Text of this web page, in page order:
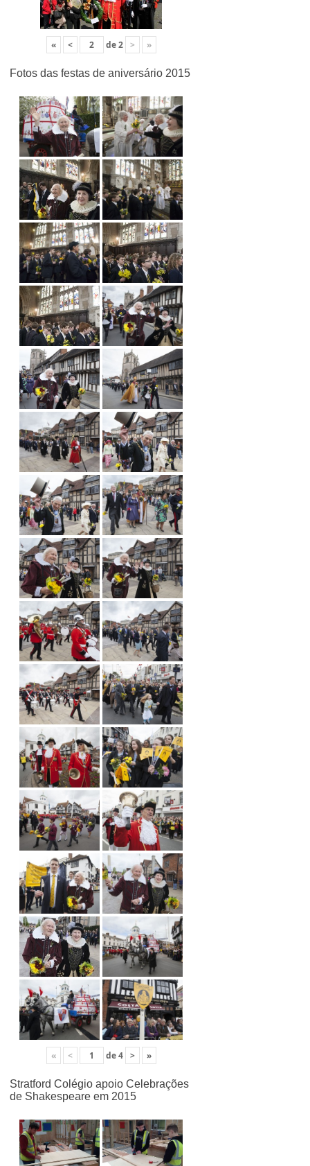
« < de2 > »
Fotos das festas de aniversário 2015
« < de4 > »
Stratford Colégio apoio Celebrações
de Shakespeare em 2015